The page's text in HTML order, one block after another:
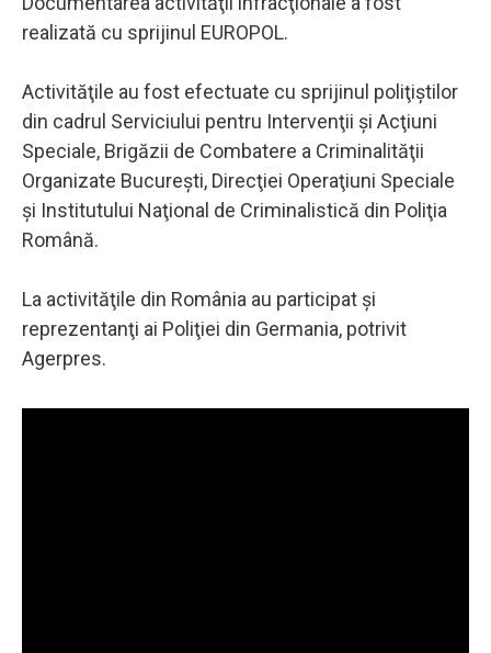
realizată cu sprijinul EUROPOL.
Activităţile au fost efectuate cu sprijinul poliţiştilor
din cadrul Serviciului pentru Intervenţii şi Acţiuni
Speciale, Brigăzii de Combatere a Criminalităţii
Organizate Bucureşti, Direcţiei Operaţiuni Speciale
şi Institutului Naţional de Criminalistică din Poliţia
Română.
La activităţile din România au participat şi
reprezentanţi ai Poliţiei din Germania, potrivit
Agerpres.